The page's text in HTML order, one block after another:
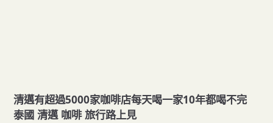
清邁有超過5000家咖啡店每天喝一家10年都喝不完
泰國 清邁 咖啡 旅行路上見